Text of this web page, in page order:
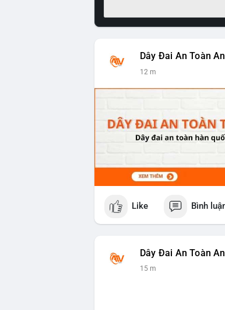
Dây Đai An Toàn
12 m
Like Bình
Dây Đai An Toàn
15 m